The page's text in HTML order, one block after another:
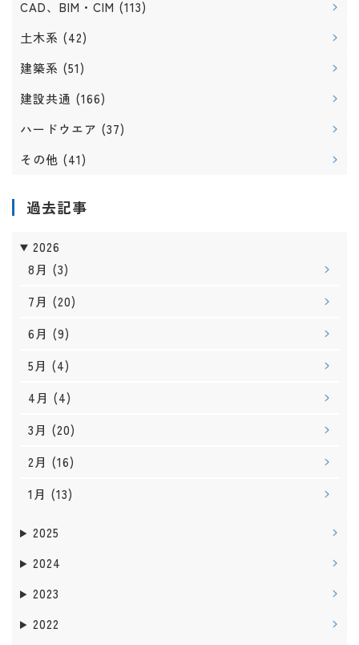
CAD、BIM・CIM (113)
土木系 (42)
建築系 (51)
建設共通 (166)
ハードウエア (37)
その他 (41)
過去記事
2026
8月 (3)
7月 (20)
6月 (9)
5月 (4)
4月 (4)
3月 (20)
2月 (16)
1月 (13)
2025
2024
2023
2022